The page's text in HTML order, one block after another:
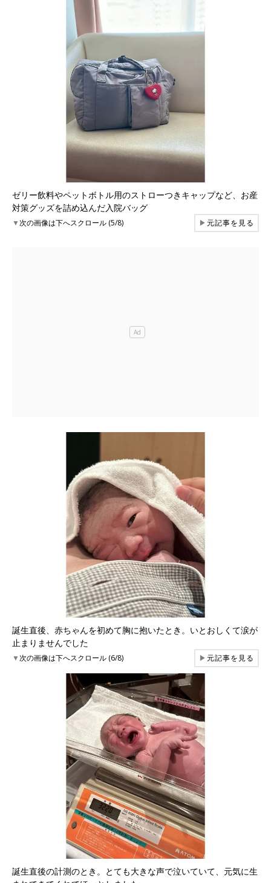
ゼリー飲料やペットボトル用のストローつきキャップなど、お産
対策グッズを詰め込んだ入院バッグ
▼次の画像は下へスクロール (5/8) ▶元記事を見る
誕生直後、赤ちゃんを初めて胸に抱いたとき。いとおしくて涙が
止まりませんでした
▼次の画像は下へスクロール (6/8) ▶元記事を見る
誕生直後の計測のとき。とても大きな声で泣いていて、元気に生